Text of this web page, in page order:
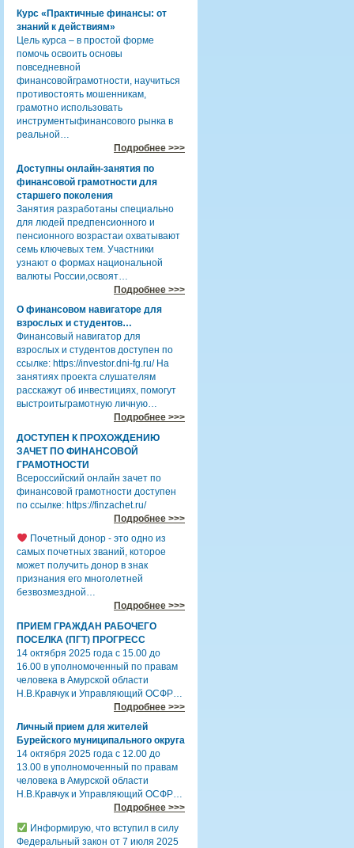
Курс «Практичные финансы: от
знаний к действиям»
Цель курса – в простой форме
помочь освоить основы
повседневной
финансовойграмотности, научиться
противостоять мошенникам,
грамотно использовать
инструментыфинансового рынка в
реальной…
Подробнее >>>
Доступны онлайн-занятия по
финансовой грамотности для
старшего поколения
Занятия разработаны специально
для людей предпенсионного и
пенсионного возрастаи охватывают
семь ключевых тем. Участники
узнают о формах национальной
валюты России,освоят…
Подробнее >>>
О финансовом навигаторе для
взрослых и студентов…
Финансовый навигатор для
взрослых и студентов доступен по
ссылке: https://investor.dni-fg.ru/ На
занятиях проекта слушателям
расскажут об инвестициях, помогут
выстроитьграмотную личную…
Подробнее >>>
ДОСТУПЕН К ПРОХОЖДЕНИЮ
ЗАЧЕТ ПО ФИНАНСОВОЙ
ГРАМОТНОСТИ
Всероссийский онлайн зачет по
финансовой грамотности доступен
по ссылке: https://finzachet.ru/
Подробнее >>>
Почетный донор - это одно из
самых почетных званий, которое
может получить донор в знак
признания его многолетней
безвозмездной…
Подробнее >>>
ПРИЕМ ГРАЖДАН РАБОЧЕГО
ПОСЕЛКА (ПГТ) ПРОГРЕСС
14 октября 2025 года с 15.00 до
16.00 в уполномоченный по правам
человека в Амурской области
Н.В.Кравчук и Управляющий ОСФР…
Подробнее >>>
Личный прием для жителей
Бурейского муниципального округа
14 октября 2025 года с 12.00 до
13.00 в уполномоченный по правам
человека в Амурской области
Н.В.Кравчук и Управляющий ОСФР…
Подробнее >>>
Информирую, что вступил в силу
Федеральный закон от 7 июля 2025